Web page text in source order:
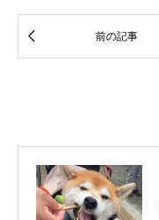
 前の記事